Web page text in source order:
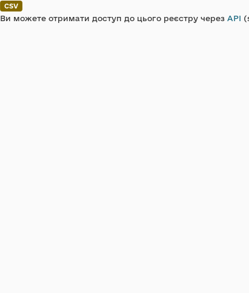
CSV
Ви можете отримати доступ до цього реєстру через API